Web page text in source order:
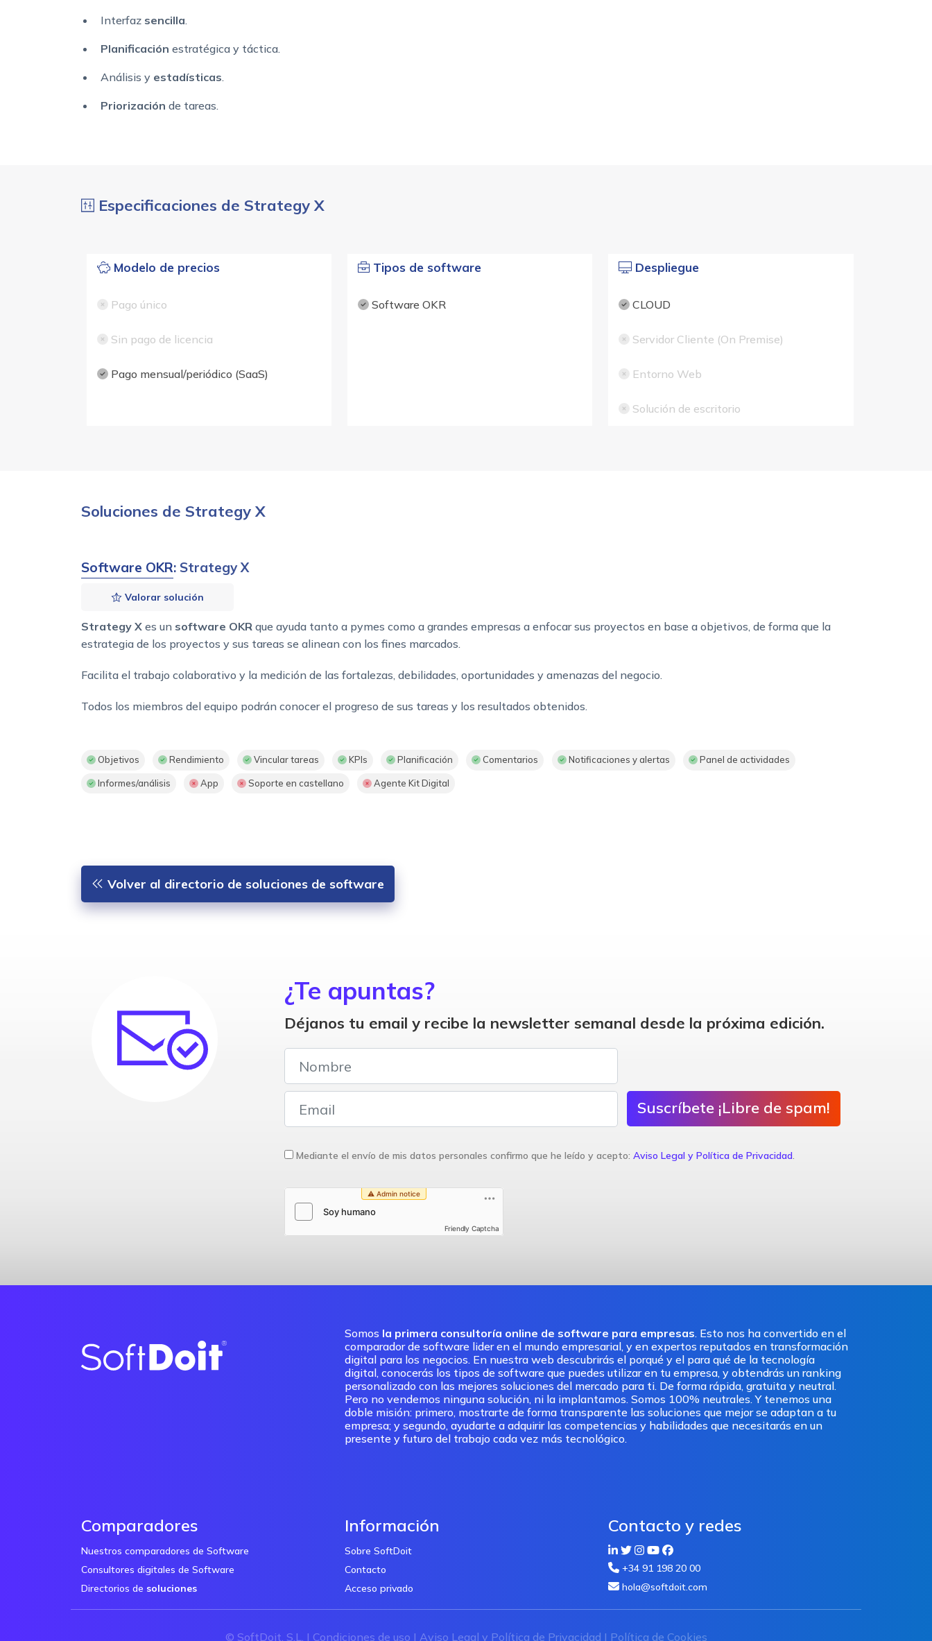
Interfaz sencilla.
Planificación estratégica y táctica.
Análisis y estadísticas.
Priorización de tareas.
Especificaciones de Strategy X
Modelo de precios
Pago único
Sin pago de licencia
Pago mensual/periódico (SaaS)
Tipos de software
Software OKR
Despliegue
CLOUD
Servidor Cliente (On Premise)
Entorno Web
Solución de escritorio
Soluciones de Strategy X
Software OKR: Strategy X
Valorar solución
Strategy X es un software OKR que ayuda tanto a pymes como a grandes empresas a enfocar sus proyectos en base a objetivos, de forma que la
estrategia de los proyectos y sus tareas se alinean con los fines marcados.
Facilita el trabajo colaborativo y la medición de las fortalezas, debilidades, oportunidades y amenazas del negocio.
Todos los miembros del equipo podrán conocer el progreso de sus tareas y los resultados obtenidos.
Objetivos Rendimiento Vincular tareas KPIs Planificación Comentarios Notificaciones y alertas Panel de actividades
Informes/análisis App Soporte en castellano Agente Kit Digital
Volver al directorio de soluciones de software
¿Te apuntas?
Déjanos tu email y recibe la newsletter semanal desde la próxima edición.
Suscríbete ¡Libre de spam!
Mediante el envío de mis datos personales confirmo que he leído y acepto: Aviso Legal y Política de Privacidad.
Friendly Captcha
Somos la primera consultoría online de software para empresas. Esto nos ha convertido en el
comparador de software lider en el mundo empresarial, y en expertos reputados en transformación
digital para los negocios. En nuestra web descubrirás el porqué y el para qué de la tecnología
digital, conocerás los tipos de software que puedes utilizar en tu empresa, y obtendrás un ranking
personalizado con las mejores soluciones del mercado para ti. De forma rápida, gratuita y neutral.
Pero no vendemos ninguna solución, ni la implantamos. Somos 100% neutrales. Y tenemos una
doble misión: primero, mostrarte de forma transparente las soluciones que mejor se adaptan a tu
empresa; y segundo, ayudarte a adquirir las competencias y habilidades que necesitarás en un
presente y futuro del trabajo cada vez más tecnológico.
Comparadores
Nuestros comparadores de Software
Consultores digitales de Software
Directorios de soluciones
Información
Sobre SoftDoit
Contacto
Acceso privado
Contacto y redes
+34 91 198 20 00
hola@softdoit.com
© SoftDoit, S.L. | Condiciones de uso | Aviso Legal y Política de Privacidad | Política de Cookies